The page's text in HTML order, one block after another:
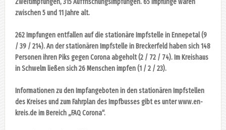
zwischen 5 und 11 Jahre alt.
262 Impfungen entfallen auf die stationäre Impfstelle in Ennepetal (9
/ 39 / 214). An der stationären Impfstelle in Breckerfeld haben sich 148
Personen ihren Piks gegen Corona abgeholt (2 / 72 / 74). Im Kreishaus
in Schwelm ließen sich 26 Menschen impfen (1 / 2 / 23).
Informationen zu den Impfangeboten in den stationären Impfstellen
des Kreises und zum Fahrplan des Impfbusses gibt es unter www.en-
kreis.de im Bereich „FAQ Corona“.